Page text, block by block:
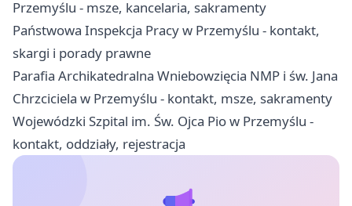
Przemyślu - msze, kancelaria, sakramenty
Państwowa Inspekcja Pracy w Przemyślu - kontakt,
skargi i porady prawne
Parafia Archikatedralna Wniebowzięcia NMP i św. Jana
Chrzciciela w Przemyślu - kontakt, msze, sakramenty
Wojewódzki Szpital im. Św. Ojca Pio w Przemyślu -
kontakt, oddziały, rejestracja